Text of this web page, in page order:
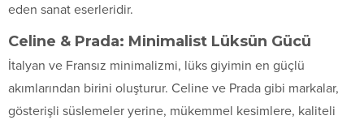
eden sanat eserleridir.
Celine & Prada: Minimalist Lüksün Gücü
İtalyan ve Fransız minimalizmi, lüks giyimin en güçlü
akımlarından birini oluşturur. Celine ve Prada gibi markalar,
gösterişli süslemeler yerine, mükemmel kesimlere, kaliteli